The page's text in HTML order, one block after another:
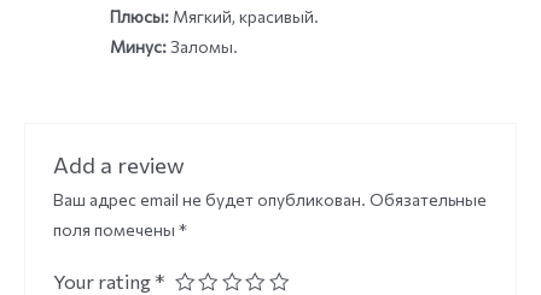
Плюсы:Мягкий, красивый.
Минус:Заломы.
Add a review
Ваш адрес email не будет опубликован. Обязательные
поля помечены *
Your rating *